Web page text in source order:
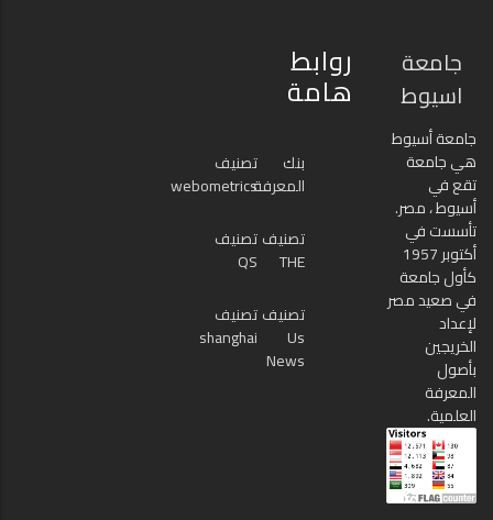
جامعة
اسيوط
جامعة أسيوط
هي جامعة
تقع في
أسيوط ، مصر.
تأسست في
أكتوبر 1957
كأول جامعة
في صعيد مصر
لإعداد
الخريجين
بأصول
المعرفة
العلمية.
روابط
هامة
بنك
المعرفة
تصنيف
webometrics
تصنيف
THE
تصنيف
QS
تصنيف
Us
News
تصنيف
shanghai